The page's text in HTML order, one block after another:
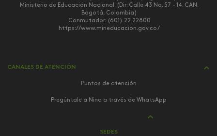
Ministerio de Educación Nacional. (Dir: Calle 43 No. 57 - 14. CAN.
Bogotá, Colombia)
Conmutador: (601) 22 22800
https://www.mineducacion.gov.co/
CANALES DE ATENCIÓN
Puntos de atención
Pregúntale a Nina a través de WhatsApp
SEDES